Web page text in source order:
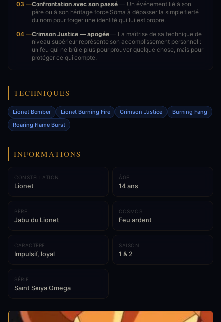
03 —Confrontation avec son passé — Un événement lié à son
père ou à son héritage force Sōma à dépasser la simple fierté
du nom pour forger une identité qui lui est propre.
04 —Crimson Justice — apogée — La maîtrise de sa technique de
niveau supérieur représente son accomplissement personnel :
un feu qui ne brûle plus pour prouver quelque chose, mais pour
protéger ce qui compte.
TECHNIQUES
Lionet Bomber Lionet Burning Fire Crimson Justice
Burning Fang
Roaring Flame Burst
INFORMATIONS
CONSTELLATION
Lionet
ÂGE
14 ans
PÈRE
Jabu du Lionet
COSMOS
Feu ardent
CARACTÈRE
Impulsif, loyal
SAISON
1 & 2
SÉRIE
Saint Seiya Omega